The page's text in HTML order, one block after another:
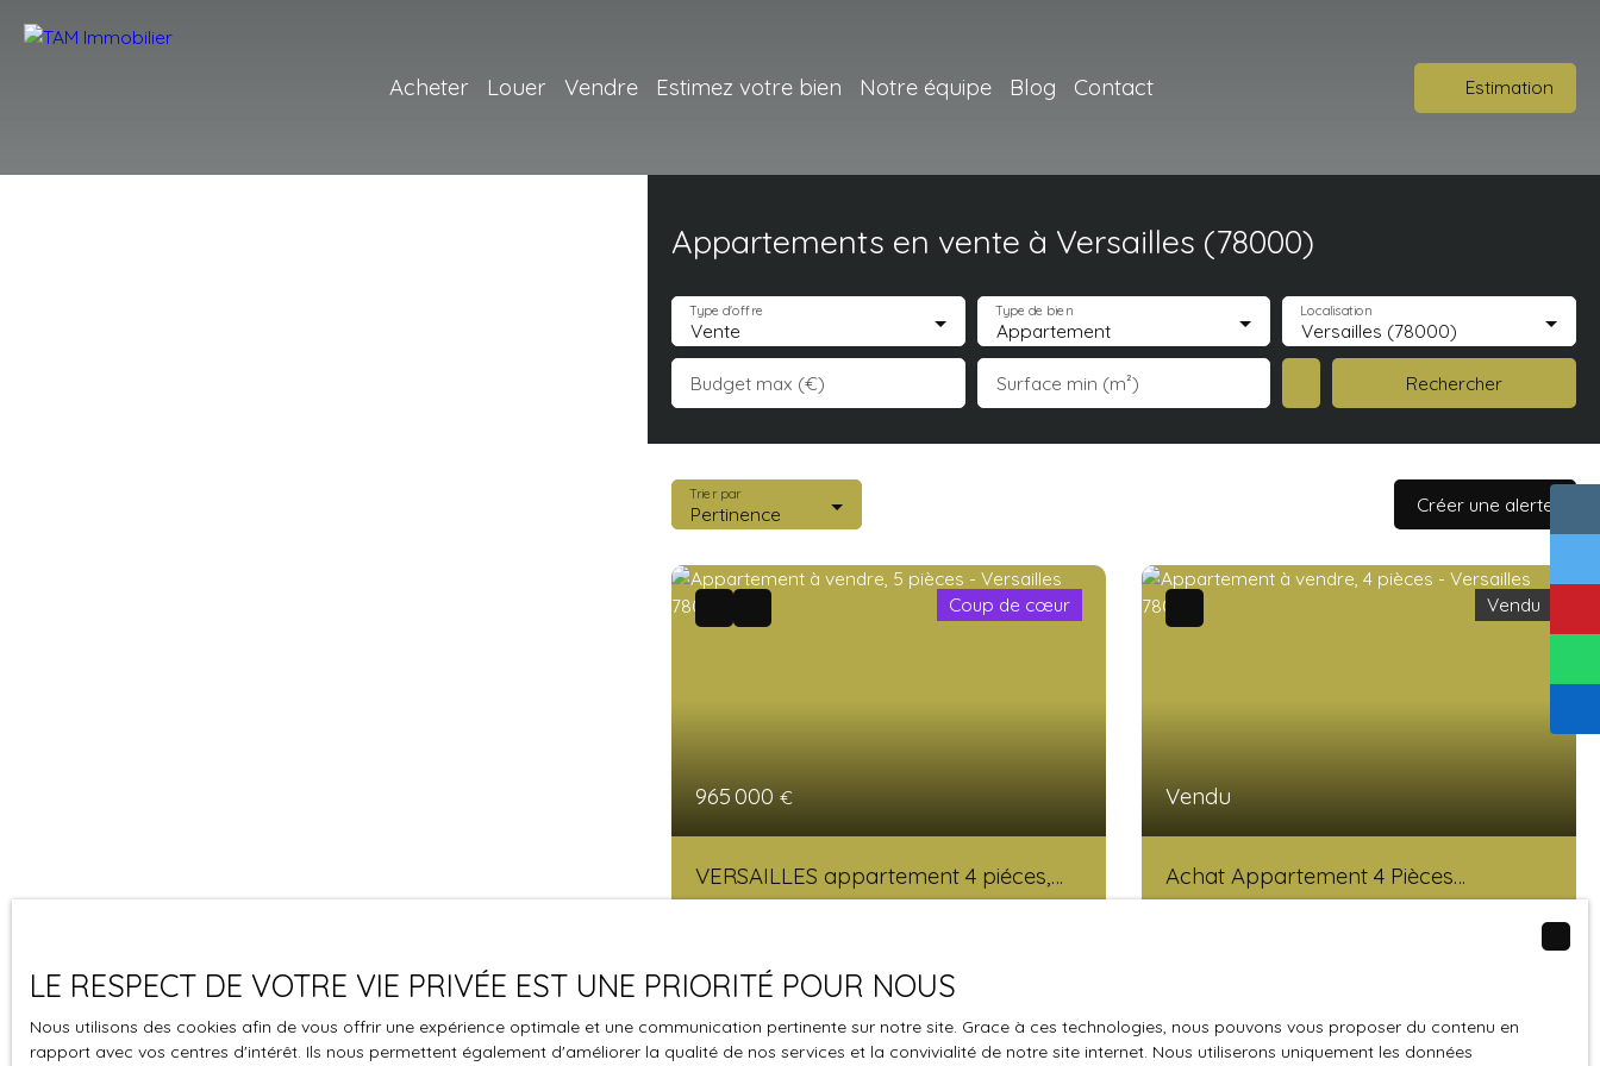
Acheter Louer Vendre Estimez votre bien Notre équipe Blog Contact Estimation
Appartements en vente à Versailles (78000)
Vente
Type d'offre
Appartement
Type de bien
Versailles (78000)
Localisation
Budget max (€) Surface min (m²) Rechercher
Pertinence
Trier par Créer une alerte
965 000 €
Coup de cœur
VERSAILLES appartement 4 piéces,
avec exterieur de 70m2
Appartement 4 Pièces en dernier étage avec
terrasse – Versailles Glatigny RARE Sur
Versailles , découvrez cet appartement
Vendu
Vendu
Achat Appartement 4 Pièces
Versailles
PIÈCES D'EXCEPTIONÀ vendre : à Versailles
(78000) découvrez cet appartement de 4
LE RESPECT DE VOTRE VIE PRIVÉE EST UNE PRIORITÉ POUR NOUS
Nous utilisons des cookies afin de vous offrir une expérience optimale et une communication pertinente sur notre site. Grace à ces technologies, nous pouvons vous proposer du contenu en
rapport avec vos centres d'intérêt. Ils nous permettent également d'améliorer la qualité de nos services et la convivialité de notre site internet. Nous utiliserons uniquement les données